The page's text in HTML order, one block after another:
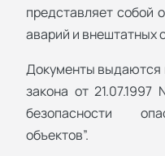
представляет собой
аварий и внештатных
Документы выдаются
закона от
безопасности
объектов”.